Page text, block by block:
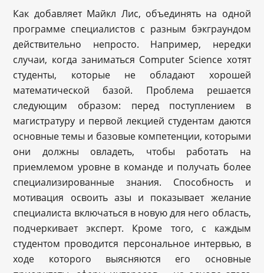
Как добавляет Майкл Лис, объединять на одной
программе специалистов с разным бэкграундом
действительно непросто. Например, нередки
случаи, когда заниматься Computer Science хотят
студенты, которые не обладают хорошей
математической базой. Проблема решается
следующим образом: перед поступлением в
магистратуру и первой лекцией студентам даются
основные темы и базовые компетенции, которыми
они должны овладеть, чтобы работать на
приемлемом уровне в команде и получать более
специализированные знания. Способность и
мотивация освоить азы и показывает желание
специалиста включаться в новую для него область,
подчеркивает эксперт. Кроме того, с каждым
студентом проводится персональное интервью, в
ходе которого выясняются его основные